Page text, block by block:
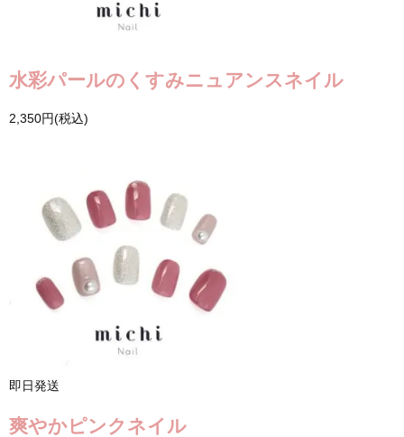
水彩パールのくすみニュアンスネイル
2,350円(税込)
即日発送
爽やかピンクネイル